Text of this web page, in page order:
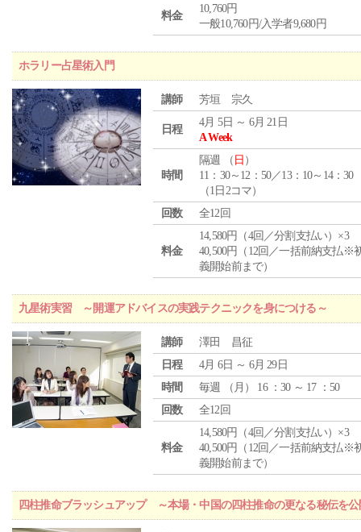
料金
10,760円
一般10,760円/入学者9,680円
ホラリー占星術入門
講師 芳垣 宗久
日程
4月 5日 ～ 6月 21日
A Week
時間
隔週 （ 日 ）
11：30～12：50／13：10～14：30
（1日2コマ）
回数
全12回
料金
14,580円（4回／分割支払い）×3
40,500円（12回／一括前納支払※
義開始前まで）
九星術実習 ～開運アドバイスの実践テクニックを身につける～
講師
澤田 昌征
日程
4月 6日 ～ 6月 29日
時間
毎週 （ 月 ） 16 ：30 ～ 17 ：50
回数
全12回
料金
14,580円（4回／分割支払い）×3
40,500円（12回／一括前納支払※
義開始前まで）
四柱推命ブラッシュアップ ～本場・中国の四柱推命の更なる秘伝を